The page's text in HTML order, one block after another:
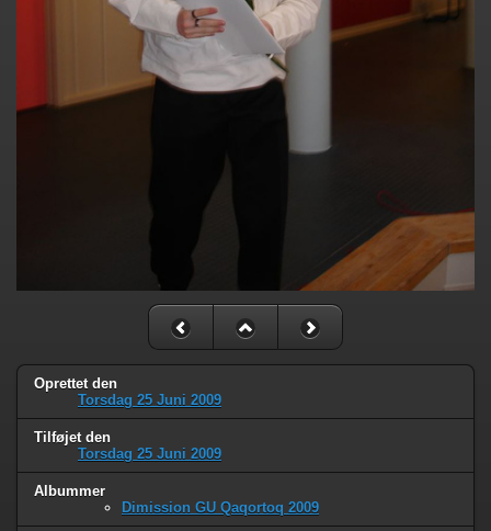
Oprettet den
Torsdag 25 Juni 2009
Tilføjet den
Torsdag 25 Juni 2009
Albummer
Dimission GU Qaqortoq 2009